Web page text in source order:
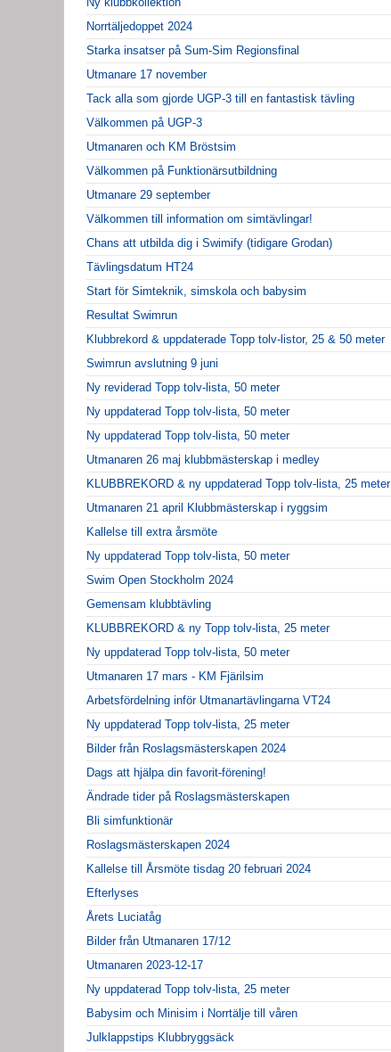
Norrtäljedoppet 2024
Starka insatser på Sum-Sim Regionsfinal
Utmanare 17 november
Tack alla som gjorde UGP-3 till en fantastisk tävling
Välkommen på UGP-3
Utmanaren och KM Bröstsim
Välkommen på Funktionärsutbildning
Utmanare 29 september
Välkommen till information om simtävlingar!
Chans att utbilda dig i Swimify (tidigare Grodan)
Tävlingsdatum HT24
Start för Simteknik, simskola och babysim
Resultat Swimrun
Klubbrekord & uppdaterade Topp tolv-listor, 25 & 50 meter
Swimrun avslutning 9 juni
Ny reviderad Topp tolv-lista, 50 meter
Ny uppdaterad Topp tolv-lista, 50 meter
Ny uppdaterad Topp tolv-lista, 50 meter
Utmanaren 26 maj klubbmästerskap i medley
KLUBBREKORD & ny uppdaterad Topp tolv-lista, 25 meter
Utmanaren 21 april Klubbmästerskap i ryggsim
Kallelse till extra årsmöte
Ny uppdaterad Topp tolv-lista, 50 meter
Swim Open Stockholm 2024
Gemensam klubbtävling
KLUBBREKORD & ny Topp tolv-lista, 25 meter
Ny uppdaterad Topp tolv-lista, 50 meter
Utmanaren 17 mars - KM Fjärilsim
Arbetsfördelning inför Utmanartävlingarna VT24
Ny uppdaterad Topp tolv-lista, 25 meter
Bilder från Roslagsmästerskapen 2024
Dags att hjälpa din favorit-förening!
Ändrade tider på Roslagsmästerskapen
Bli simfunktionär
Roslagsmästerskapen 2024
Kallelse till Årsmöte tisdag 20 februari 2024
Efterlyses
Årets Luciatåg
Bilder från Utmanaren 17/12
Utmanaren 2023-12-17
Ny uppdaterad Topp tolv-lista, 25 meter
Babysim och Minisim i Norrtälje till våren
Julklappstips Klubbryggsäck